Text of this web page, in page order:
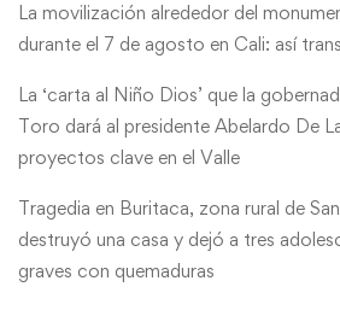
La movilización alrededor del
durante el 7 de agosto en Cali: así
La ‘carta al Niño Dios’ que la
Toro dará al presidente Abelardo De
proyectos clave en el Valle
Tragedia en Buritaca, zona rural de
destruyó una casa y dejó a tres
graves con quemaduras